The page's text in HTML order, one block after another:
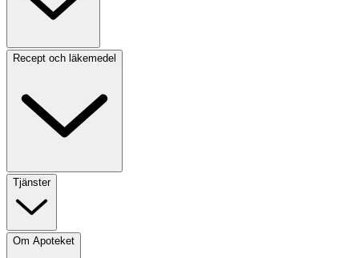
Recept och läkemedel
Tjänster
Om Apoteket